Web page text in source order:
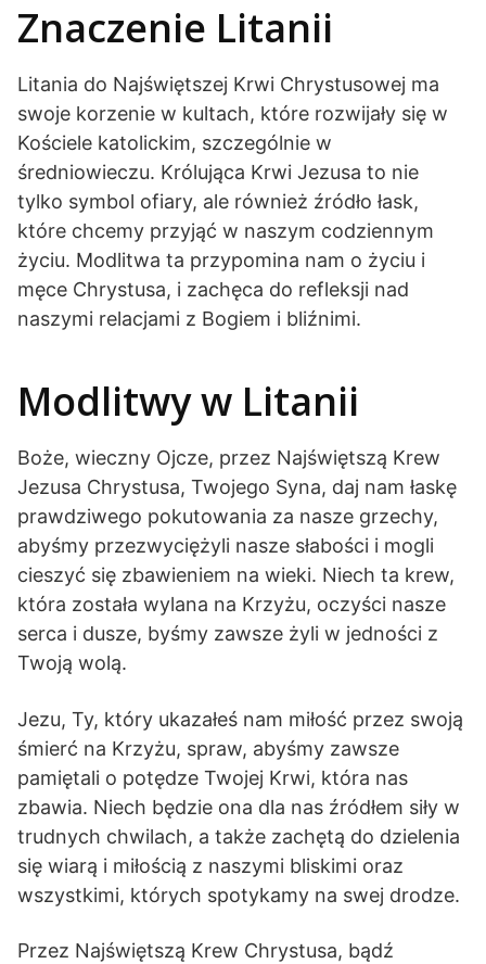
Znaczenie Litanii
Litania do Najświętszej Krwi Chrystusowej ma
swoje korzenie w kultach, które rozwijały się w
Kościele katolickim, szczególnie w
średniowieczu. Królująca Krwi Jezusa to nie
tylko symbol ofiary, ale również źródło łask,
które chcemy przyjąć w naszym codziennym
życiu. Modlitwa ta przypomina nam o życiu i
męce Chrystusa, i zachęca do refleksji nad
naszymi relacjami z Bogiem i bliźnimi.
Modlitwy w Litanii
Boże, wieczny Ojcze, przez Najświętszą Krew
Jezusa Chrystusa, Twojego Syna, daj nam łaskę
prawdziwego pokutowania za nasze grzechy,
abyśmy przezwyciężyli nasze słabości i mogli
cieszyć się zbawieniem na wieki. Niech ta krew,
która została wylana na Krzyżu, oczyści nasze
serca i dusze, byśmy zawsze żyli w jedności z
Twoją wolą.
Jezu, Ty, który ukazałeś nam miłość przez swoją
śmierć na Krzyżu, spraw, abyśmy zawsze
pamiętali o potędze Twojej Krwi, która nas
zbawia. Niech będzie ona dla nas źródłem siły w
trudnych chwilach, a także zachętą do dzielenia
się wiarą i miłością z naszymi bliskimi oraz
wszystkimi, których spotykamy na swej drodze.
Przez Najświętszą Krew Chrystusa, bądź